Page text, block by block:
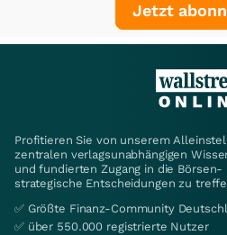
Jetzt
Profitieren Sie von unserem
zentralen verlagsunabhängigen
und fundierten Zugang in die
strategische Entscheidungen zu
✅ Größte Finanz-Community
✅ über 550.000 registrierte Nutzer